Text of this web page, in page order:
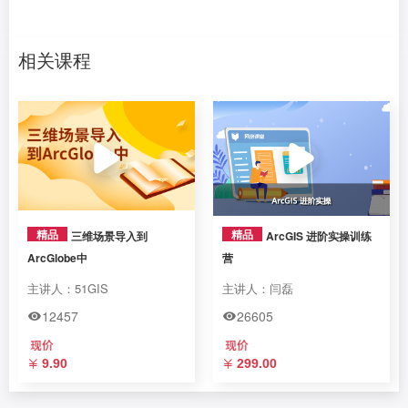
2.5.3 取字段右边5位.
2.5.4 标注面积为亩，保留一位小数.
2.5.5 标注压盖处理
2.6 分式标注
2.7 等高线标注
2.8 Maplex标注
3.数据编辑
4.数据采集和处理
5.数据转换
相关课程
精品
三维场景导入到
ArcGlobe中
主讲人：51GIS
12457
9.90
精品
ArcGIS 进阶实操训练
营
主讲人：闫磊
26605
299.00